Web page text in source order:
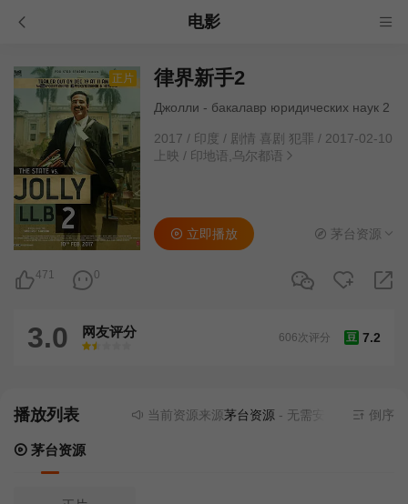
电影
正片 律界新手2
Джолли - бакалавр юридических наук 2
2017 / 印度 / 剧情 喜剧 犯罪 / 2017-02-10
上映 / 印地语,乌尔都语
471 0
立即播放 茅台资源
3.0 网友评分
很差
较差还行推荐力荐
豆 7.2
606次评分
播放列表 当前资源来源茅台资源- 无需安装任何插件倒序
茅台资源